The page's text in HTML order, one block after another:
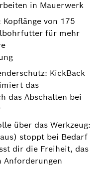
in Mauerwerk
von 175
für mehr
KickBack
das
das Abschalten bei
über das Werkzeug:
stoppt bei Bedarf
dir die Freiheit, das
Anforderungen